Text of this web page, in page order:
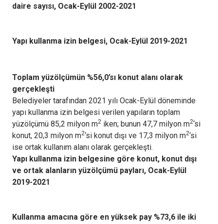
daire sayısı, Ocak-Eylül 2002-2021
Yapı kullanma izin belgesi, Ocak-Eylül 2019-2021
Toplam yüzölçümün %56,0’sı konut alanı olarak
gerçekleşti
Belediyeler tarafından 2021 yılı Ocak-Eylül döneminde
yapı kullanma izin belgesi verilen yapıların toplam
yüzölçümü 85,2 milyon m2 iken; bunun 47,7 milyon m2‘si
konut, 20,3 milyon m2‘si konut dışı ve 17,3 milyon m2‘si
ise ortak kullanım alanı olarak gerçekleşti.
Yapı kullanma izin belgesine göre konut, konut dışı
ve ortak alanların yüzölçümü payları, Ocak-Eylül
2019-2021
Kullanma amacına göre en yüksek pay %73,6 ile iki